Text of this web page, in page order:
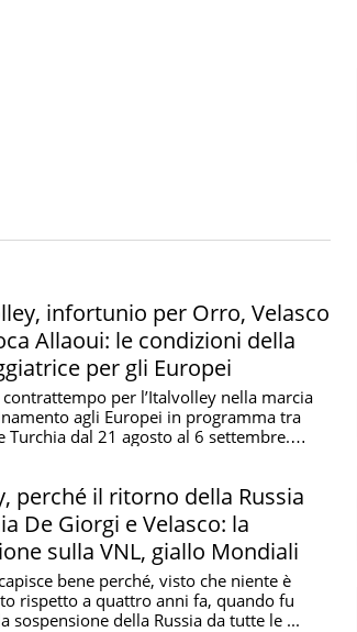
infortunio per Orro, Velasco
Allaoui: le condizioni della
per gli Europei
contrattempo per l’Italvolley nella marcia
agli Europei in programma tra
Turchia dal 21 agosto al 6 settembre.
perché il ritorno della Russia
De Giorgi e Velasco: la
sulla VNL, giallo Mondiali
bene perché, visto che niente è
rispetto a quattro anni fa, quando fu
sospensione della Russia da tutte le ...